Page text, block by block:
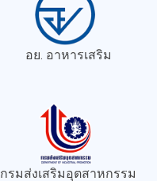
อย. อาหารเสริม
กรมส่งเสริมอุตสาหกรรม